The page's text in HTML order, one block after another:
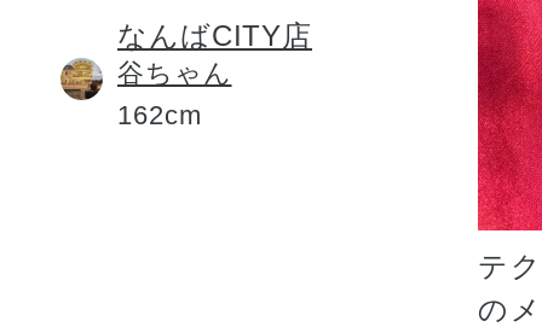
なんばCITY店
谷ちゃん
162cm
テ
の